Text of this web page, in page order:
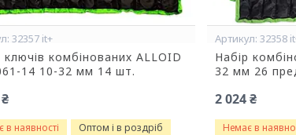
32357 it+
ключів комбінованих ALLOID
14 10-32 мм 14 шт.
в наявності Оптом і в роздріб
32358
Набір
32 мм 26
2 024 ₴
Немає в